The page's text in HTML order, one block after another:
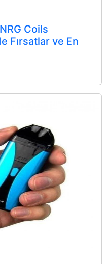
Coils
Fırsatlar ve En